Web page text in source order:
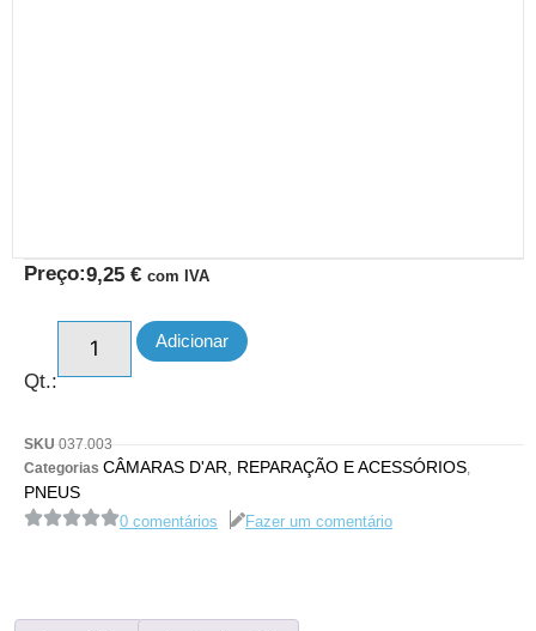
Preço:9,25 € com IVA
Qt.:
Adicionar
SKU 037.003
Categorias CÂMARAS D'AR, REPARAÇÃO E ACESSÓRIOS,
PNEUS
0 comentários Fazer um comentário